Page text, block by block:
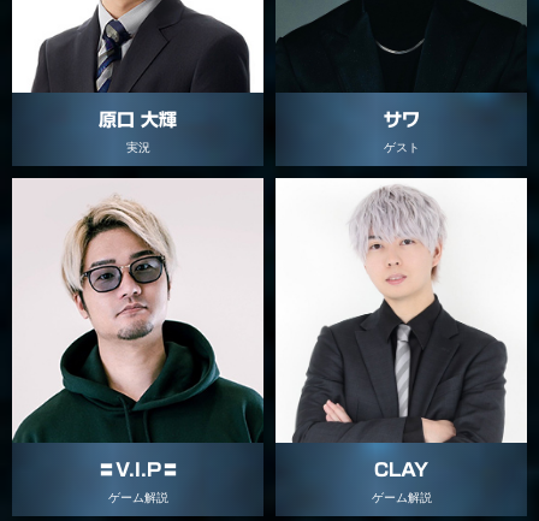
原口 大輝
実況
サワ
ゲスト
〓V.I.P〓
ゲーム解説
CLAY
ゲーム解説